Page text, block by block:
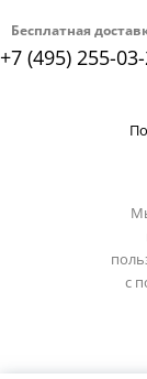
Бесплатная
+7 (495) 255-03-
с